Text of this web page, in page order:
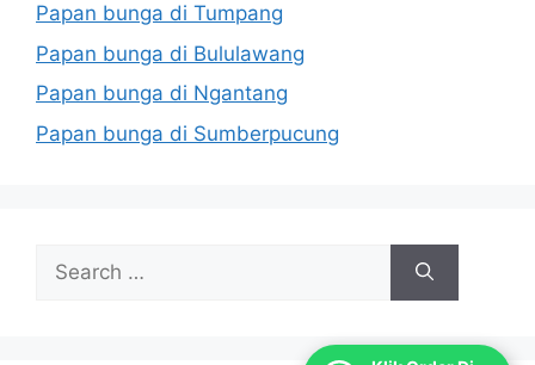
Papan bunga di Tumpang
Papan bunga di Bululawang
Papan bunga di Ngantang
Papan bunga di Sumberpucung
for: